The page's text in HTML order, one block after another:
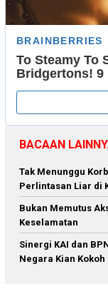
BACAAN
Tak Menunggu
Perlintasan Liar di
Bukan Memutus
Keselamatan
Sinergi KAI dan
Negara Kian Kokoh